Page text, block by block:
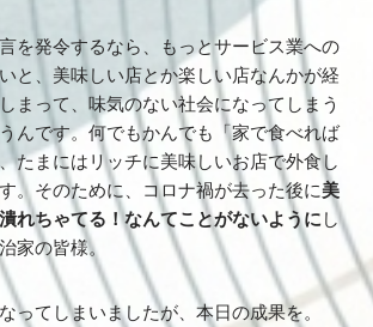
を発令するなら、もっとサービス業への
と、美味しい店とか楽しい店なんかが経
まって、味気のない社会になってしまう
んです。何でもかんでも「家で食べれば
たまにはリッチに美味しいお店で外食し
。そのために、コロナ禍が去った後に美
れちゃてる！なんてことがないように し
家の皆様。
ってしまいましたが、本日の成果を。